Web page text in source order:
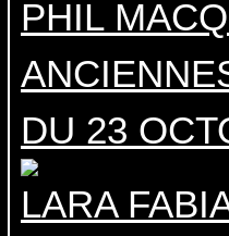
PHIL
DU 23
LARA